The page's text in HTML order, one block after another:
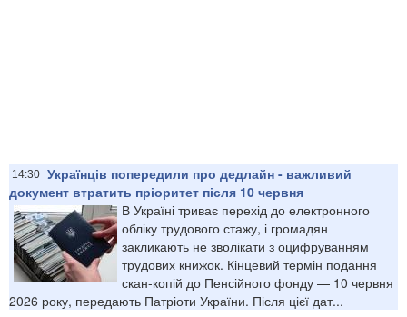
14:30 Українців попередили про дедлайн - важливий
документ втратить пріоритет після 10 червня
В Україні триває перехід до електронного
обліку трудового стажу, і громадян
закликають не зволікати з оцифруванням
трудових книжок. Кінцевий термін подання
скан-копій до Пенсійного фонду — 10 червня
2026 року, передають Патріоти України. Після цієї дат...